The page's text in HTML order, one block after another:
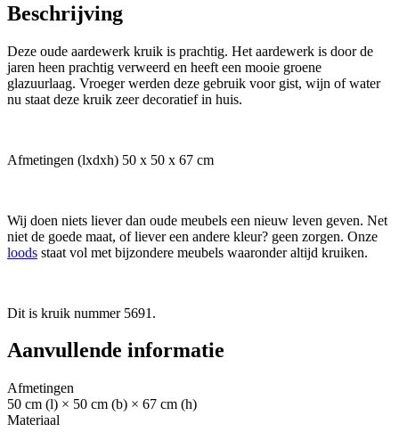
Beschrijving
Deze oude aardewerk kruik is prachtig. Het aardewerk is door de
jaren heen prachtig verweerd en heeft een mooie groene
glazuurlaag. Vroeger werden deze gebruik voor gist, wijn of water
nu staat deze kruik zeer decoratief in huis.
Afmetingen (lxdxh) 50 x 50 x 67 cm
Wij doen niets liever dan oude meubels een nieuw leven geven. Net
niet de goede maat, of liever een andere kleur? geen zorgen. Onze
loods staat vol met bijzondere meubels waaronder altijd kruiken.
Dit is kruik nummer 5691.
Aanvullende informatie
Afmetingen
50 cm (l) × 50 cm (b) × 67 cm (h)
Materiaal